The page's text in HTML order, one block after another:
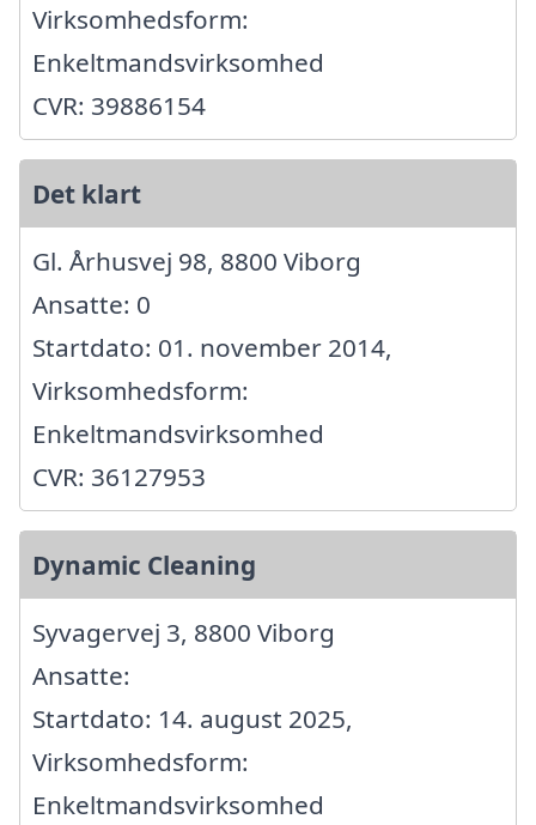
Virksomhedsform:
Enkeltmandsvirksomhed
CVR: 39886154
Det klart
Gl. Århusvej 98, 8800 Viborg
Ansatte: 0
Startdato: 01. november 2014,
Virksomhedsform:
Enkeltmandsvirksomhed
CVR: 36127953
Dynamic Cleaning
Syvagervej 3, 8800 Viborg
Ansatte:
Startdato: 14. august 2025,
Virksomhedsform:
Enkeltmandsvirksomhed